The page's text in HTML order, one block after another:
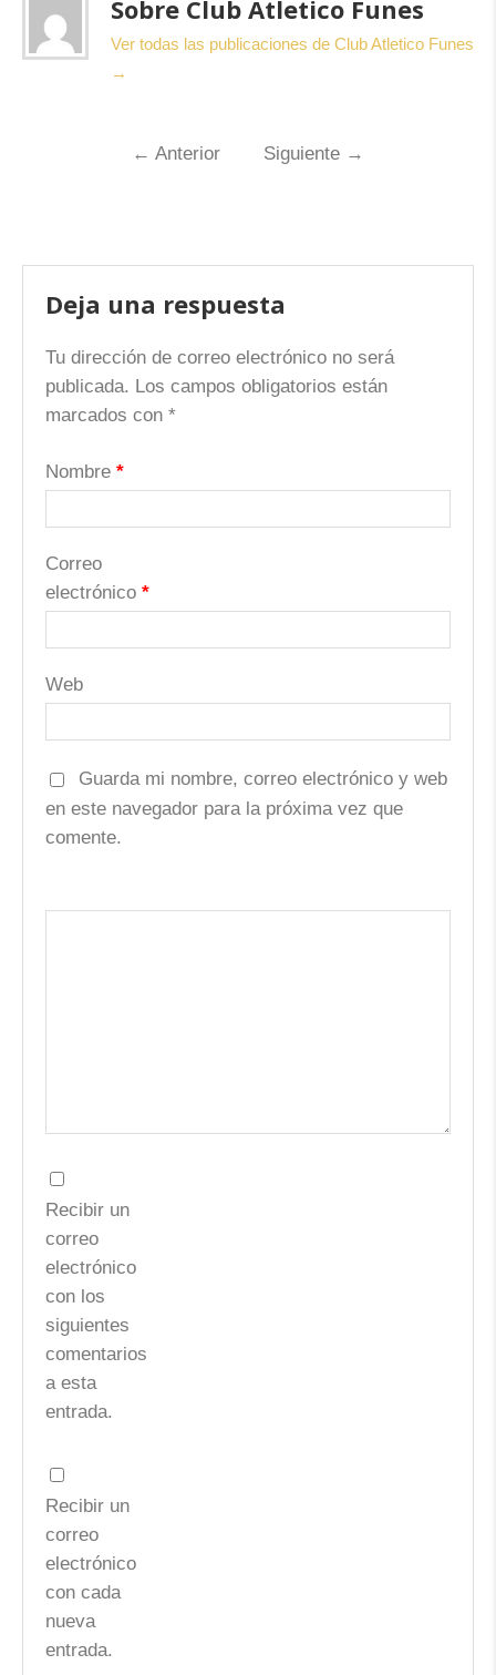
Sobre Club Atletico Funes
Ver todas las publicaciones de Club Atletico Funes
→
← Anterior Siguiente →
Deja una respuesta
Tu dirección de correo electrónico no será
publicada. Los campos obligatorios están
marcados con *
Nombre *
Correo
electrónico *
Web
Guarda mi nombre, correo electrónico y web
en este navegador para la próxima vez que
comente.
Recibir un
correo
electrónico
con los
siguientes
comentarios
a esta
entrada.
Recibir un
correo
electrónico
con cada
nueva
entrada.